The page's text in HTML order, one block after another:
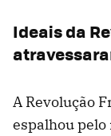
Ideais da
A Revolução
espalhou